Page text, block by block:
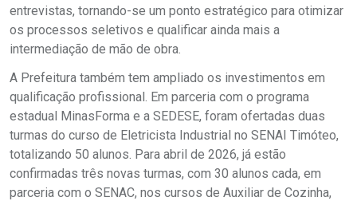
entrevistas, tornando-se um ponto estratégico para otimizar
os processos seletivos e qualificar ainda mais a
intermediação de mão de obra.
A Prefeitura também tem ampliado os investimentos em
qualificação profissional. Em parceria com o programa
estadual MinasForma e a SEDESE, foram ofertadas duas
turmas do curso de Eletricista Industrial no SENAI Timóteo,
totalizando 50 alunos. Para abril de 2026, já estão
confirmadas três novas turmas, com 30 alunos cada, em
parceria com o SENAC, nos cursos de Auxiliar de Cozinha,